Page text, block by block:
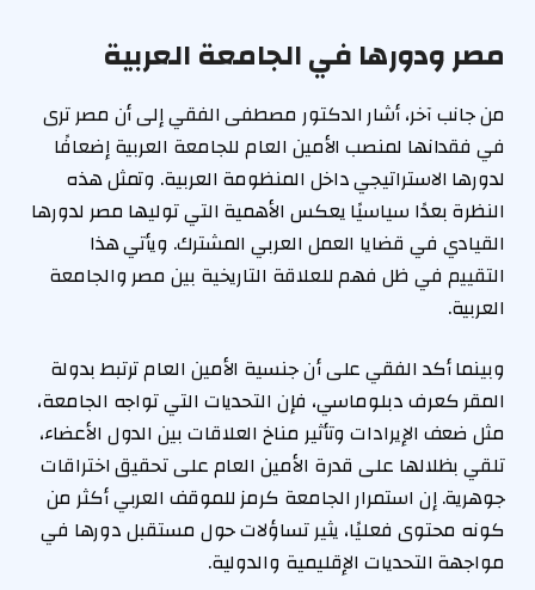
مصر ودورها في الجامعة العربية
من جانب آخر، أشار الدكتور مصطفى الفقي إلى أن مصر ترى
في فقدانها لمنصب الأمين العام للجامعة العربية إضعافًا
لدورها الاستراتيجي داخل المنظومة العربية. وتمثل هذه
النظرة بعدًا سياسيًا يعكس الأهمية التي توليها مصر لدورها
القيادي في قضايا العمل العربي المشترك. ويأتي هذا
التقييم في ظل فهم للعلاقة التاريخية بين مصر والجامعة
العربية.
وبينما أكد الفقي على أن جنسية الأمين العام ترتبط بدولة
المقر كعرف دبلوماسي، فإن التحديات التي تواجه الجامعة،
مثل ضعف الإيرادات وتأثير مناخ العلاقات بين الدول الأعضاء،
تلقي بظلالها على قدرة الأمين العام على تحقيق اختراقات
جوهرية. إن استمرار الجامعة كرمز للموقف العربي أكثر من
كونه محتوى فعليًا، يثير تساؤلات حول مستقبل دورها في
مواجهة التحديات الإقليمية والدولية.